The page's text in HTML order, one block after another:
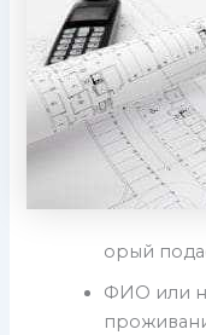
орый
ФИО или